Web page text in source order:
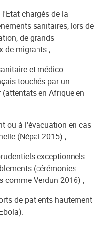
chargés de la
sanitaires, lors de
de grands
de migrants ;
et médico-
touchés par un
en Afrique en
ou à l'évacuation en cas
(Népal 2015) ;
exceptionnels
(cérémonies
comme Verdun 2016) ;
de patients hautement